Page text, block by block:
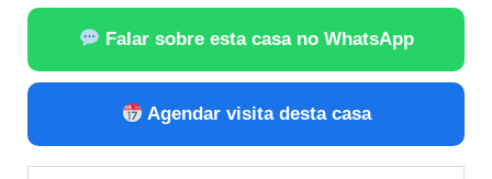
Falar sobre esta casa no WhatsApp
Agendar visita desta casa